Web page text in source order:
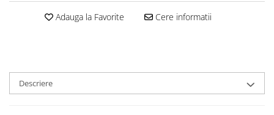
Adauga la Favorite Cere informatii
Descriere